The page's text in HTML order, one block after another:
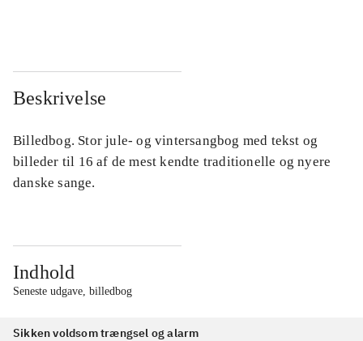
Beskrivelse
Billedbog. Stor jule- og vintersangbog med tekst og
billeder til 16 af de mest kendte traditionelle og nyere
danske sange.
Indhold
Seneste udgave, billedbog
Sikken voldsom trængsel og alarm